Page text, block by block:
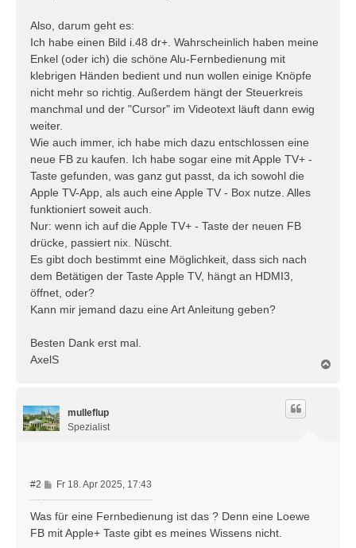
Also, darum geht es:
Ich habe einen Bild i.48 dr+. Wahrscheinlich haben meine
Enkel (oder ich) die schöne Alu-Fernbedienung mit
klebrigen Händen bedient und nun wollen einige Knöpfe
nicht mehr so richtig. Außerdem hängt der Steuerkreis
manchmal und der "Cursor" im Videotext läuft dann ewig
weiter.
Wie auch immer, ich habe mich dazu entschlossen eine
neue FB zu kaufen. Ich habe sogar eine mit Apple TV+ -
Taste gefunden, was ganz gut passt, da ich sowohl die
Apple TV-App, als auch eine Apple TV - Box nutze. Alles
funktioniert soweit auch.
Nur: wenn ich auf die Apple TV+ - Taste der neuen FB
drücke, passiert nix. Nüscht.
Es gibt doch bestimmt eine Möglichkeit, dass sich nach
dem Betätigen der Taste Apple TV, hängt an HDMI3,
öffnet, oder?
Kann mir jemand dazu eine Art Anleitung geben?
Besten Dank erst mal.
AxelS
mulleflup
Spezialist
#2
B
e
r
Fr 18. Apr 2025, 17:43
Was für eine Fernbedienung ist das ? Denn eine Loewe
FB mit Apple+ Taste gibt es meines Wissens nicht.